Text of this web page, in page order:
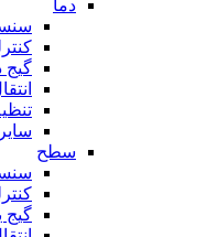
دما
گیج
سایر
سطح
گیج